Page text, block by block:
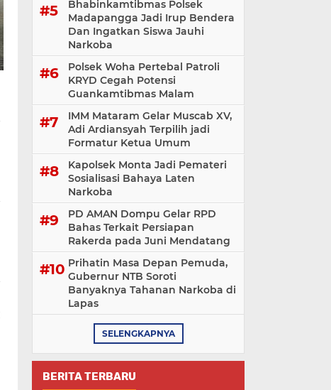
Bhabinkamtibmas Polsek
Madapangga Jadi Irup Bendera
Dan Ingatkan Siswa Jauhi
Narkoba
Polsek Woha Pertebal Patroli
KRYD Cegah Potensi
Guankamtibmas Malam
IMM Mataram Gelar Muscab XV,
Adi Ardiansyah Terpilih jadi
Formatur Ketua Umum
Kapolsek Monta Jadi Pemateri
Sosialisasi Bahaya Laten
Narkoba
PD AMAN Dompu Gelar RPD
Bahas Terkait Persiapan
Rakerda pada Juni Mendatang
Prihatin Masa Depan Pemuda,
Gubernur NTB Soroti
Banyaknya Tahanan Narkoba di
Lapas
SELENGKAPNYA
BERITA TERBARU